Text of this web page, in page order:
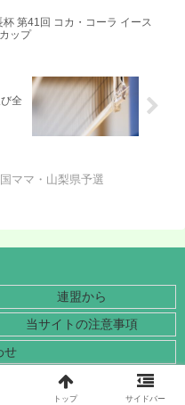
第41回 コカ・コーラ イース
ップ
全
ママ・山梨県予選
連盟から
当サイトの注意事項
せ
バレーボール連盟.
トップ サイドバー